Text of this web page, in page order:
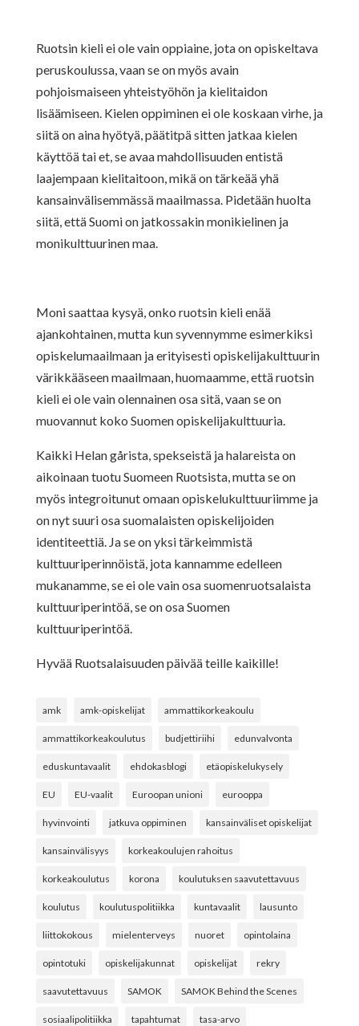
Ruotsin kieli ei ole vain oppiaine, jota on opiskeltava
peruskoulussa, vaan se on myös avain
pohjoismaiseen yhteistyöhön ja kielitaidon
lisäämiseen. Kielen oppiminen ei ole koskaan virhe, ja
siitä on aina hyötyä, päätitpä sitten jatkaa kielen
käyttöä tai et, se avaa mahdollisuuden entistä
laajempaan kielitaitoon, mikä on tärkeää yhä
kansainvälisemmässä maailmassa. Pidetään huolta
siitä, että Suomi on jatkossakin monikielinen ja
monikulttuurinen maa.
Moni saattaa kysyä, onko ruotsin kieli enää
ajankohtainen, mutta kun syvennymme esimerkiksi
opiskelumaailmaan ja erityisesti opiskelijakulttuurin
värikkääseen maailmaan, huomaamme, että ruotsin
kieli ei ole vain olennainen osa sitä, vaan se on
muovannut koko Suomen opiskelijakulttuuria.
Kaikki Helan gårista, spekseistä ja halareista on
aikoinaan tuotu Suomeen Ruotsista, mutta se on
myös integroitunut omaan opiskelukulttuuriimme ja
on nyt suuri osa suomalaisten opiskelijoiden
identiteettiä. Ja se on yksi tärkeimmistä
kulttuuriperinnöistä, jota kannamme edelleen
mukanamme, se ei ole vain osa suomenruotsalaista
kulttuuriperintöä, se on osa Suomen
kulttuuriperintöä.
Hyvää Ruotsalaisuuden päivää teille kaikille!
amk amk-opiskelijat ammattikorkeakoulu
ammattikorkeakoulutus budjettiriihi edunvalvonta
eduskuntavaalit ehdokasblogi etäopiskelukysely
EU EU-vaalit Euroopan unioni eurooppa
hyvinvointi jatkuva oppiminen kansainväliset opiskelijat
kansainvälisyys korkeakoulujen rahoitus
korkeakoulutus korona koulutuksen saavutettavuus
koulutus koulutuspolitiikka kuntavaalit lausunto
liittokokous mielenterveys nuoret opintolaina
opintotuki opiskelijakunnat opiskelijat rekry
saavutettavuus SAMOK SAMOK Behind the Scenes
sosiaalipolitiikka tapahtumat tasa-arvo